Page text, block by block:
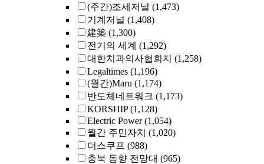
(주간)조세저널 (1,473)
기계저널 (1,408)
建築 (1,300)
전기의 세계 (1,292)
대한치과의사협회지 (1,258)
Legaltimes (1,196)
(월간)Maru (1,174)
반도체네트워크 (1,173)
KORSHIP (1,128)
Electric Power (1,054)
월간 주민자치 (1,020)
더스쿠프 (988)
충북 동향 전망대 (965)